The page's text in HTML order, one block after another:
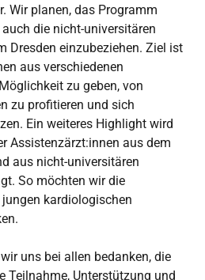
Wir planen, das Programm
die nicht-universitären
Dresden einzubeziehen. Ziel ist
aus verschiedenen
zu geben, von
zu profitieren und sich
Ein weiteres Highlight wird
Assistenzärzt:innen aus dem
aus nicht-universitären
So möchten wir die
kardiologischen
uns bei allen bedanken, die
Teilnahme, Unterstützung und